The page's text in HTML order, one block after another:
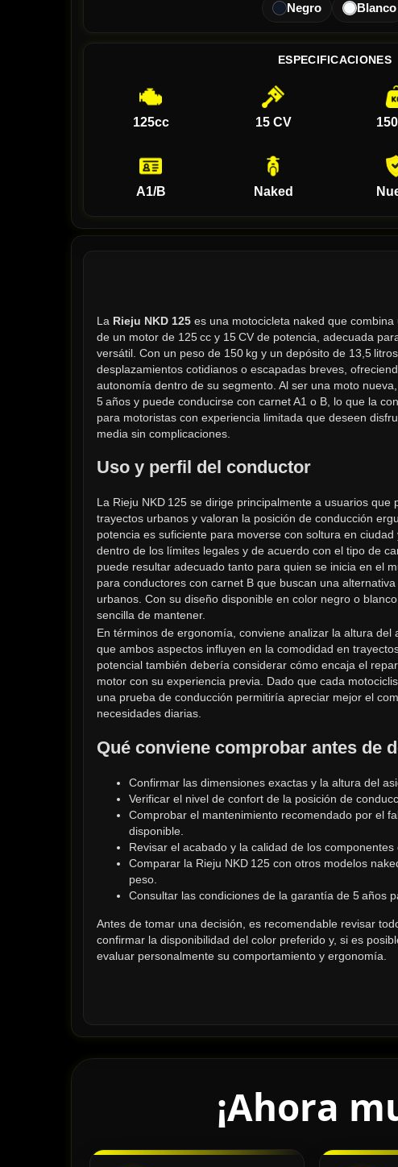
Negro Blanco
ESPECIFICACIONES
125cc 15 CV
A1/B Naked
La Rieju NKD 125 es una motocicleta naked que
de un motor de 125 cc y 15 CV de potencia, adecuada
versátil. Con un peso de 150 kg y un depósito de 13,5
desplazamientos cotidianos o escapadas breves,
autonomía dentro de su segmento. Al ser una moto
5 años y puede conducirse con carnet A1 o B, lo que la
para motoristas con experiencia limitada que deseen
media sin complicaciones.
Uso y perfil del conductor
La Rieju NKD 125 se dirige principalmente a usuarios que
trayectos urbanos y valoran la posición de conducción
potencia es suficiente para moverse con soltura en
dentro de los límites legales y de acuerdo con el tipo de
puede resultar adecuado tanto para quien se inicia en el
para conductores con carnet B que buscan una
urbanos. Con su diseño disponible en color negro o
sencilla de mantener.
En términos de ergonomía, conviene analizar la altura del
que ambos aspectos influyen en la comodidad en
potencial también debería considerar cómo encaja el
motor con su experiencia previa. Dado que cada
una prueba de conducción permitiría apreciar mejor el
necesidades diarias.
Qué conviene comprobar antes de
Confirmar las dimensiones exactas y la altura del
Verificar el nivel de confort de la posición de
Comprobar el mantenimiento recomendado por el
disponible.
Revisar el acabado y la calidad de los componentes
Comparar la Rieju NKD 125 con otros modelos
peso.
Consultar las condiciones de la garantía de 5 años
Antes de tomar una decisión, es recomendable revisar
confirmar la disponibilidad del color preferido y, si es
evaluar personalmente su comportamiento y ergonomía.
¡Ahora